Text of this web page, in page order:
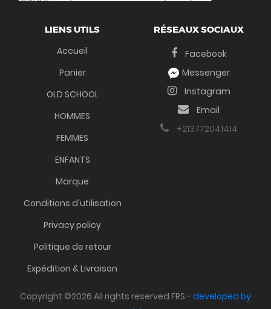
LIENS UTILS
Accueil
Panier
OLD SCHOOL
HOMMES
FEMMES
ENFANTS
Marque
Conditions d'utilisation
Privacy policy
Politique de retour
Expédition & Livraison
RÉSEAUX SOCIAUX
Facebook
Messenger
Instagram
Email
+213772041414
Copyright ©2026 All rights reserved FRS - developed by